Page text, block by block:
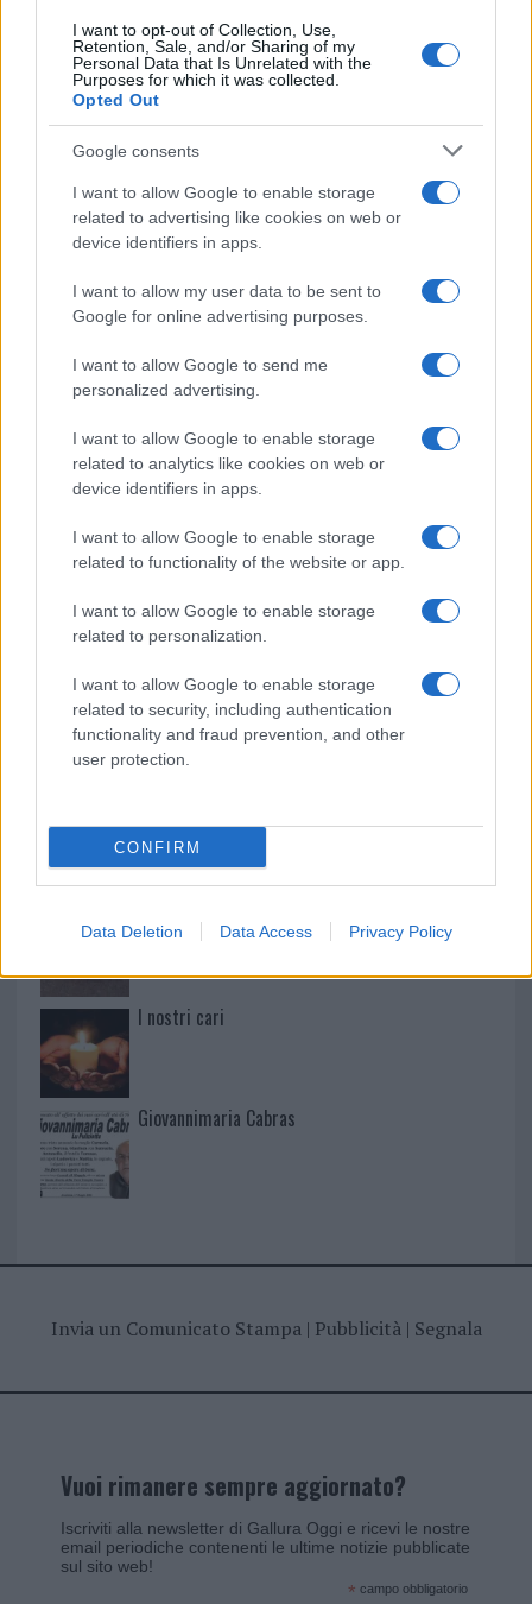
I want to opt-out of Collection, Use,
Retention, Sale, and/or Sharing of my
Personal Data that Is Unrelated with the
Purposes for which it was collected.
Opted Out
Google consents
I want to allow Google to enable storage
related to advertising like cookies on web or
device identifiers in apps.
I want to allow my user data to be sent to
Google for online advertising purposes.
I want to allow Google to send me
personalized advertising.
I want to allow Google to enable storage
related to analytics like cookies on web or
device identifiers in apps.
I want to allow Google to enable storage
related to functionality of the website or app.
I want to allow Google to enable storage
related to personalization.
I want to allow Google to enable storage
related to security, including authentication
functionality and fraud prevention, and other
user protection.
CONFIRM
Data Deletion Data Access Privacy Policy
fine agosto
Aggius conquista la classifica delle mete più
NECROLOGIE
Paolo Pinna
Martina Agostina Diturco
I nostri cari
I nostri cari
Giovannimaria Cabras
Invia un Comunicato Stampa| Pubblicità| Segnala
Vuoi rimanere sempre aggiornato?
Iscriviti alla newsletter di Gallura Oggi e ricevi le nostre
email periodiche contenenti le ultime notizie pubblicate
sul sito web!
* campo obbligatorio